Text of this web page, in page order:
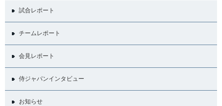
試合レポート
チームレポート
会見レポート
侍ジャパンインタビュー
お知らせ